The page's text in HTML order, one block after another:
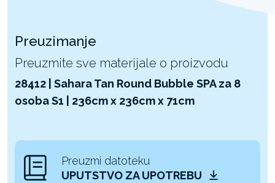
Preuzimanje
Preuzmite sve materijale o proizvodu
28412 | Sahara Tan Round Bubble SPA za 8
osoba S1 | 236cm x 236cm x 71cm
Preuzmi datoteku
UPUTSTVO ZA UPOTREBU